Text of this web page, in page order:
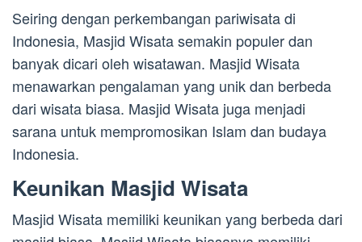
Seiring dengan perkembangan pariwisata di
Indonesia, Masjid Wisata semakin populer dan
banyak dicari oleh wisatawan. Masjid Wisata
menawarkan pengalaman yang unik dan berbeda
dari wisata biasa. Masjid Wisata juga menjadi
sarana untuk mempromosikan Islam dan budaya
Indonesia.
Keunikan Masjid Wisata
Masjid Wisata memiliki keunikan yang berbeda dari